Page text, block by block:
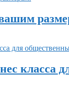
класса